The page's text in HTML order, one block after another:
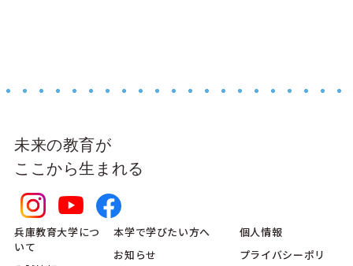
未来の教育が
ここから生まれる
兵庫教育大学につ
いて
本学で学びたい方へ
お知らせ
個人情報
プライバシーポリ